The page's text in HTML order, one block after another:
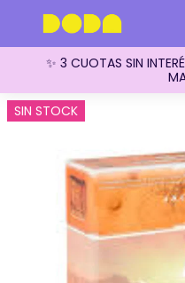
✨ 3 CUOTAS SIN
SIN STOCK